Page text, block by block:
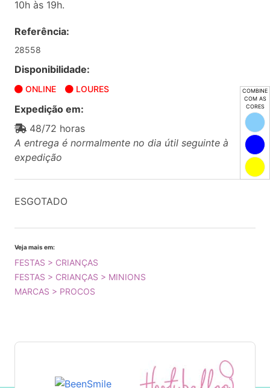
COMBINE
COM AS
CORES
10h às 19h.
Referência:
28558
Disponibilidade:
ONLINE LOURES
Expedição em:
48/72 horas
A entrega é normalmente no dia útil seguinte à
expedição
ESGOTADO
Veja mais em:
FESTAS > CRIANÇAS
FESTAS > CRIANÇAS > MINIONS
MARCAS > PROCOS